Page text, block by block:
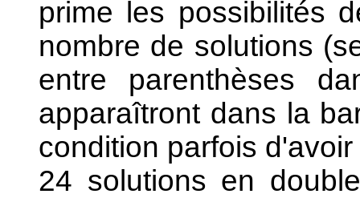
prime les possibilités
nombre de solutions
entre parenthèses
apparaîtront dans la
condition parfois
24 solutions en